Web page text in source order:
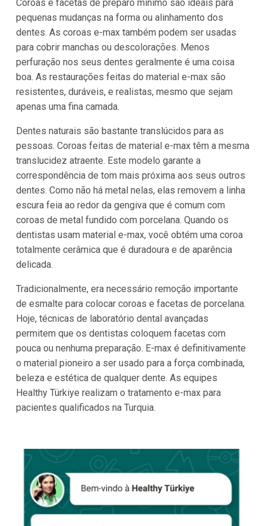
Coroas e facetas de preparo mínimo são ideais para
pequenas mudanças na forma ou alinhamento dos
dentes. As coroas e-max também podem ser usadas
para cobrir manchas ou descolorações. Menos
perfuração nos seus dentes geralmente é uma coisa
boa. As restaurações feitas do material e-max são
resistentes, duráveis, e realistas, mesmo que sejam
apenas uma fina camada.
Dentes naturais são bastante translúcidos para as
pessoas. Coroas feitas de material e-max têm a mesma
translucidez atraente. Este modelo garante a
correspondência de tom mais próxima aos seus outros
dentes. Como não há metal nelas, elas removem a linha
escura feia ao redor da gengiva que é comum com
coroas de metal fundido com porcelana. Quando os
dentistas usam material e-max, você obtém uma coroa
totalmente cerâmica que é duradoura e de aparência
delicada.
Tradicionalmente, era necessário remoção importante
de esmalte para colocar coroas e facetas de porcelana.
Hoje, técnicas de laboratório dental avançadas
permitem que os dentistas coloquem facetas com
pouca ou nenhuma preparação. E-max é definitivamente
o material pioneiro a ser usado para a força combinada,
beleza e estética de qualquer dente. As equipes
Healthy Türkiye realizam o tratamento e-max para
pacientes qualificados na Turquia.